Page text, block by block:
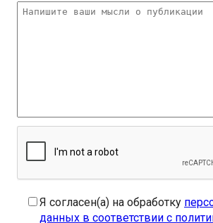
Я согласен(а) на обработку
данных в соответствии с